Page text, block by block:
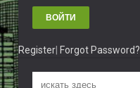
Register Forgot Password?